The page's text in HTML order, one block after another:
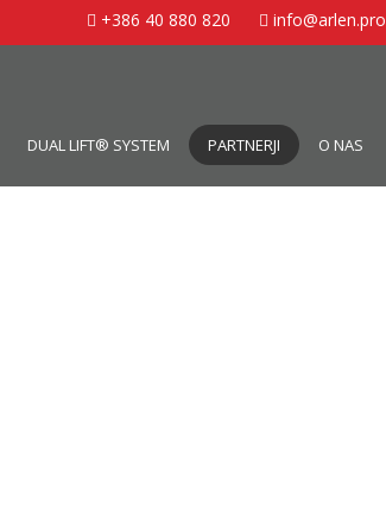
+386 40 880 820 info@arlen.pro
DUAL LIFT® SYSTEM PARTNERJI O NAS